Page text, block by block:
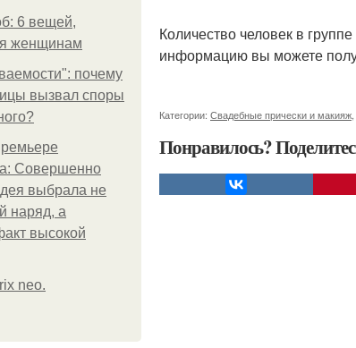
6 вещей,
женщинам
почему
вызвал споры
Совершенно
выбрала не
наряд, а
высокой
neo.
Количество человек в
информацию вы можете
Категории: Свадебные прически и макияж
Понравилось?